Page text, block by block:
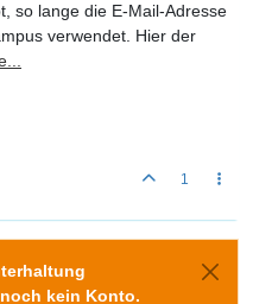
so lange die E-Mail-Adresse
verwendet. Hier der
1
kein Konto.